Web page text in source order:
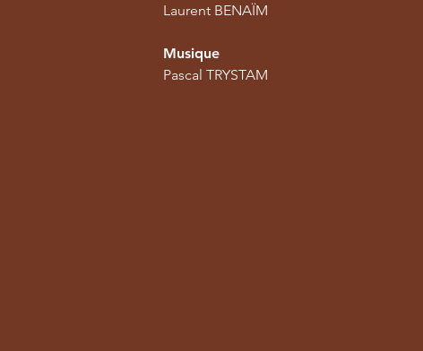
Laurent BENAÏM
Musique
Pascal TRYSTAM